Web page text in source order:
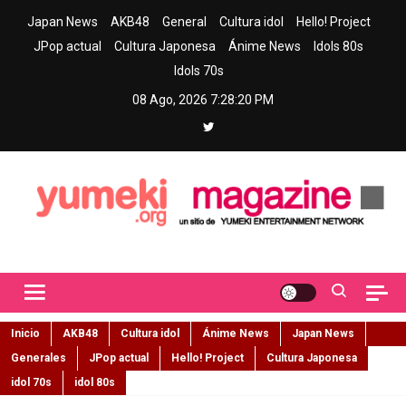
Japan News AKB48 General Cultura idol
Hello! Project
JPop actual
Cultura Japonesa Ánime News
Idols 80s
Idols 70s
08 Ago, 2026 7:28:21 PM
Inicio AKB48 Cultura idol Ánime News
Japan News
Generales
JPop actual Hello! Project
Cultura Japonesa
idol 70s
idol 80s